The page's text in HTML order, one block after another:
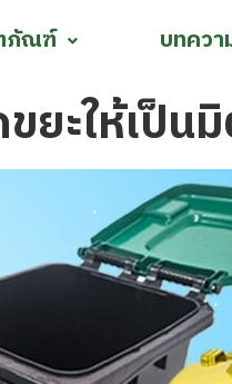
ภัณฑ์ บทควา
ยะให้เป็น